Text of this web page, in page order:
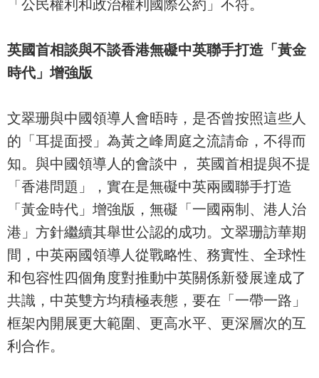
「公民權利和政治權利國際公約」不符。
英國首相談與不談香港無礙中英聯手打造「黃金
時代」增強版
文翠珊與中國領導人會晤時，是否曾按照這些人
的「耳提面授」為黃之峰周庭之流請命，不得而
知。與中國領導人的會談中， 英國首相提與不提
「香港問題」，實在是無礙中英兩國聯手打造
「黃金時代」增強版，無礙「一國兩制、港人治
港」方針繼續其舉世公認的成功。文翠珊訪華期
間，中英兩國領導人從戰略性、務實性、全球性
和包容性四個角度對推動中英關係新發展達成了
共識，中英雙方均積極表態，要在「一帶一路」
框架內開展更大範圍、更高水平、更深層次的互
利合作。